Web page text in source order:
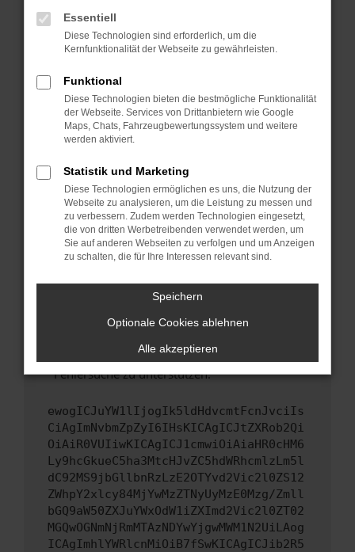
können das Laden bestimmter Seiten
verhindern. Funktioniert die Seite in einem
Fenster?
Starte dein Gerät neu.
Das kann manchmal helfen, vorübergehende
Probleme zu beheben.
Betriebssystem auf dem neuesten Stand
sind.
Veraltete Software birgt nicht nur ein
Sicherheitsrisiko, sondern kann auch dazu
führen, dass bestimmte Funktionen nicht mehr
unterstützt werden.
Wende dich an den Webseitenbetreiber.
Wenn du alle oben genannten Schritte versucht
hast, kontaktiere uns bitte. Wir werden
uns diesen Text schicken, um uns bei der
Fehlersuche zu unterstützen:
ewogICJuYW1lIjogIk5ldHdvcmtFcnJvciIs
CiAgImNvbmZpZyI6IHsKICAgICJtZXRob2Qi
OiAiR0VUIiwKICAgICJ1cmwiOiAiaHR0cHM6
Ly9hcGkueC5ha3MtcHJvZC5hdWRhcmlzLm5l
dC92MS9jbGllbnRzLzE2OTYvd2Vic2l0ZS12
ZWhpY2xlcy84MjYwMzZTNyUyMzE0Mzg/Zmll
bGQ9aW50ZXJuYWxOdW1iZXImd2Vic2l0ZT02
MGQwOGNmNjRmMTAzNDYwYjgwMWM1N2UiLAog
ICAgImhlYWRlcnMiOiB7fSwKICAgICJib2R5
Essentiell
Diese Technologien sind erforderlich, um die
Kernfunktionalität der Webseite zu gewährleisten.
Funktional
Diese Technologien bieten die bestmögliche Funktionalität
der Webseite. Services von Drittanbietern wie Google
Maps, Chats, Fahrzeugbewertungssystem und weitere
werden aktiviert.
Statistik und Marketing
Diese Technologien ermöglichen es uns, die Nutzung der
Webseite zu analysieren, um die Leistung zu messen und
zu verbessern. Zudem werden Technologien eingesetzt,
die von dritten Werbetreibenden verwendet werden, um
Sie auf anderen Webseiten zu verfolgen und um Anzeigen
zu schalten, die für Ihre Interessen relevant sind.
Speichern
Optionale Cookies ablehnen
Alle akzeptieren